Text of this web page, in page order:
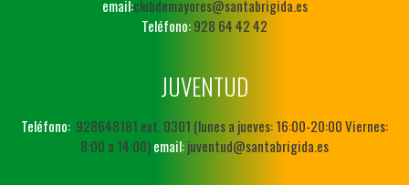
email:clubdemayores@santabrigida.es
Teléfono:928 64 42 42
JUVENTUD
Teléfono: 928648181 ext. 0301 (lunes a jueves: 16:00-20:00 Viernes:
8:00 a 14:00)email:juventud@santabrigida.es